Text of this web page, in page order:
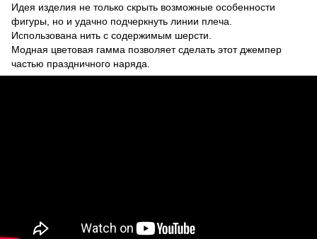
Идея изделия не только скрыть возможные особенности
фигуры, но и удачно подчеркнуть линии плеча.
Использована нить с содержимым шерсти.
Модная цветовая гамма позволяет сделать этот джемпер
частью праздничного наряда.